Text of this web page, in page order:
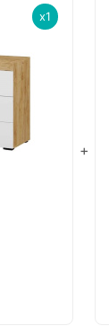
x1
+